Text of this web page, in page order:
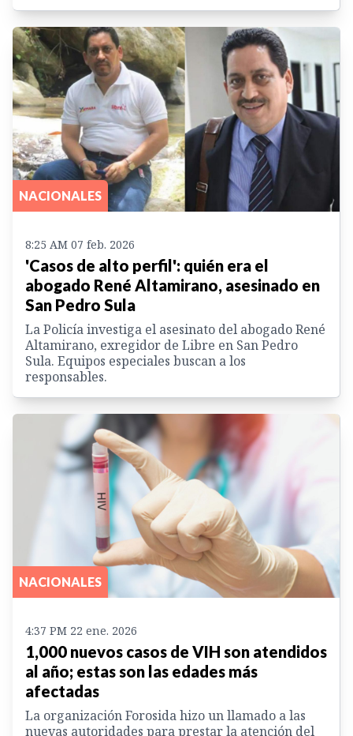
NACIONALES
8:25 AM 07 feb. 2026
'Casos de alto perfil': quién era el
abogado René Altamirano, asesinado en
San Pedro Sula
La Policía investiga el asesinato del abogado René
Altamirano, exregidor de Libre en San Pedro
Sula. Equipos especiales buscan a los
responsables.
NACIONALES
4:37 PM 22 ene. 2026
1,000 nuevos casos de VIH son atendidos
al año; estas son las edades más
afectadas
La organización Forosida hizo un llamado a las
nuevas autoridades para prestar la atención del